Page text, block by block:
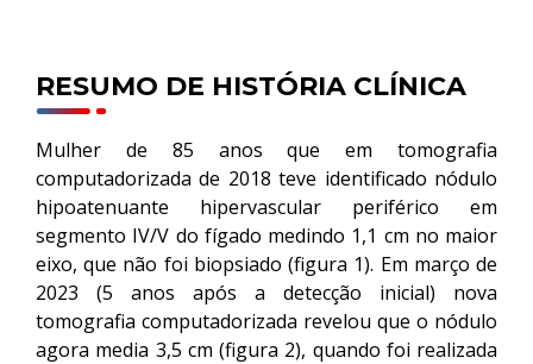
RESUMO DE HISTÓRIA CLÍNICA
Mulher de 85 anos que em tomografia
computadorizada de 2018 teve identificado nódulo
hipoatenuante hipervascular periférico em
segmento IV/V do fígado medindo 1,1 cm no maior
eixo, que não foi biopsiado (figura 1). Em março de
2023 (5 anos após a detecção inicial) nova
tomografia computadorizada revelou que o nódulo
agora media 3,5 cm (figura 2), quando foi realizada